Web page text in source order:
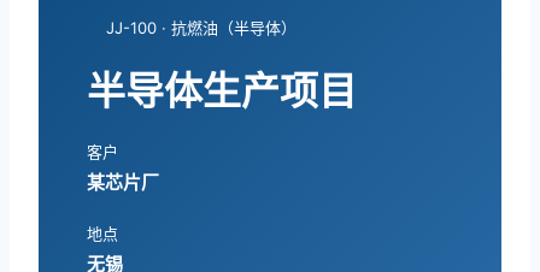
JJ-100 · 抗燃油（半导体）
半导体生产项目
客户
某芯片厂
地点
无锡